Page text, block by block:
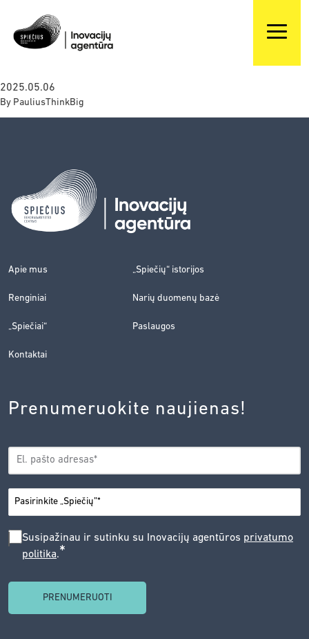
2025.05.06
By PauliusThinkBig
Apie mus „Spiečių“ istorijos
Renginiai Narių duomenų bazė
„Spiečiai“ Paslaugos
Kontaktai
Prenumeruokite naujienas!
EL.
PAŠTAS*
MIESTAS*
SUSIPAŽINAU
SUTINKU
Susipažinau ir sutinku su Inovacijų agentūros privatumo
politika.*